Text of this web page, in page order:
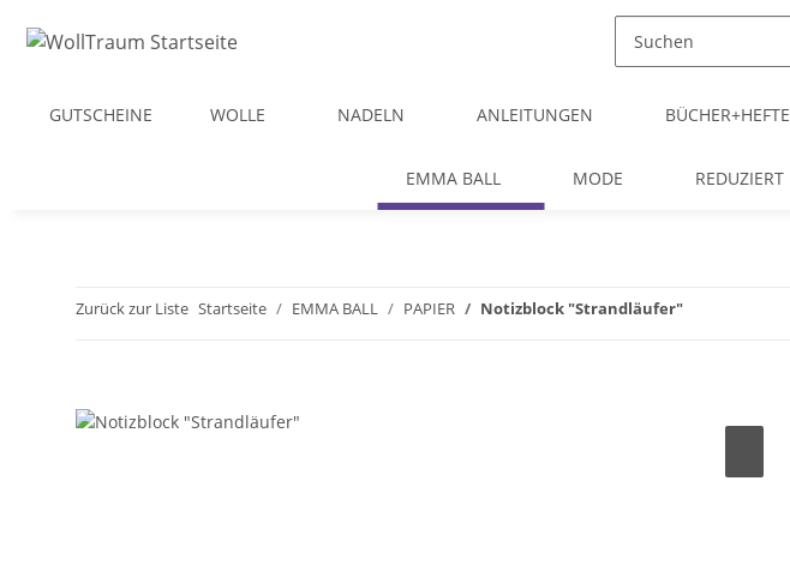
GUTSCHEINE WOLLE NADELN ANLEITUNGEN BÜCHER+HEFTE
EMMA BALL MODE REDUZIERT
Zurück zur Liste Startseite EMMA BALL PAPIER Notizblock "Strandläufer"